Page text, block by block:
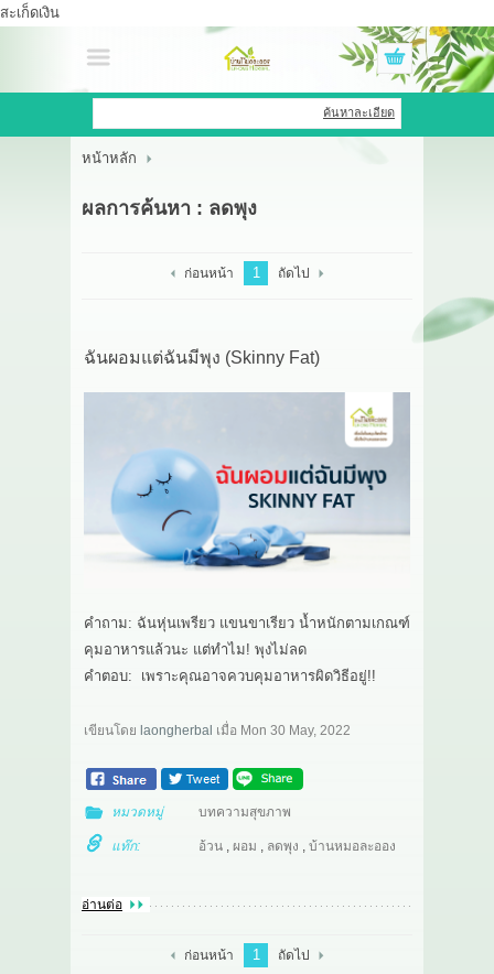
สะเก็ดเงิน
เข้าสู่ระบบ สมัครสมาชิก
สินค้าที่สนใจ
หน้าหลัก
HERBBRIGHT WELLNESS
เกี่ยวกับเรา
ติดต่อเรา
ค้นหาละเอียด
หน้าหลัก
ผลการค้นหา : ลดพุง
ก่อนหน้า 1 ถัดไป
ฉันผอมแต่ฉันมีพุง (Skinny Fat)
คำถาม: ฉันหุ่นเพรียว แขนขาเรียว น้ำหนักตามเกณฑ์
คุมอาหารแล้วนะ แต่ทำไม! พุงไม่ลด
คำตอบ: เพราะคุณอาจควบคุมอาหารผิดวิธีอยู่!!
เขียนโดย laongherbal เมื่อ Mon 30 May, 2022
หมวดหมู่ บทความสุขภาพ
แท๊ก: อ้วน, ผอม ลดพุง บ้านหมอละออง
อ่านต่อ
ก่อนหน้า 1 ถัดไป